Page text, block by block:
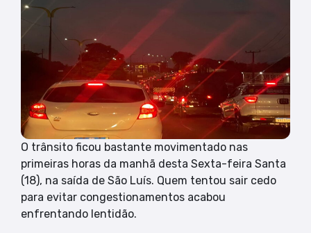
O trânsito ficou bastante movimentado nas
primeiras horas da manhã desta Sexta-feira Santa
(18), na saída de São Luís. Quem tentou sair cedo
para evitar congestionamentos acabou
enfrentando lentidão.